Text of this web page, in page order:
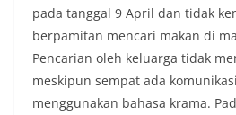
pada tanggal 9 April dan tidak
berpamitan mencari makan di
Pencarian oleh keluarga tidak
meskipun sempat ada
menggunakan bahasa krama.